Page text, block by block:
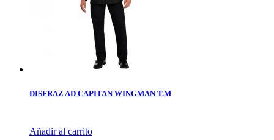
DISFRAZ AD CAPITAN WINGMAN T.M
Añadir al carrito